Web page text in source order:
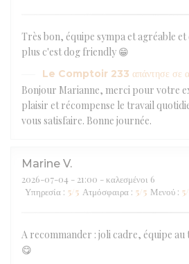
Très bon, équipe sympa et agréable et
plus c'est dog friendly 😁
Le Comptoir 233 απάντησε σε
Bonjour Marianne, merci pour votre
plaisir et récompense le travail
vous satisfaire. Bonne journée.
Marine V
2026-07-04 - 21:00 - καλεσμένοι 6
Υπηρεσία : 5/5 Ατμόσφαιρα : 5/5 Μενού : 5
A recommander : joli cadre, équipe
😋